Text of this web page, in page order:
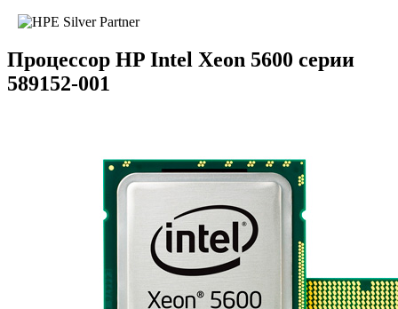
Процессор HP Intel Xeon 5600 серии
589152-001